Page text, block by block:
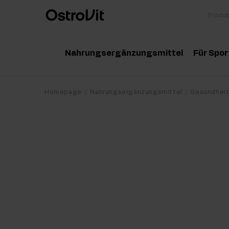
Nahrungsergänzungsmittel Für
Homepage Nahrungsergänzungsmittel Gesundheit